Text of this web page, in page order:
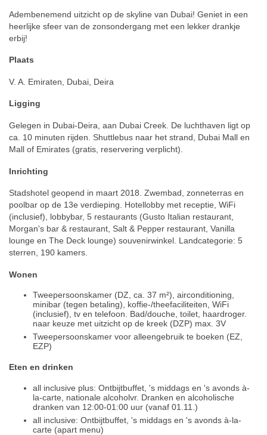
Adembenemend uitzicht op de skyline van Dubai! Geniet in een
heerlijke sfeer van de zonsondergang met een lekker drankje
erbij!
Plaats
V. A. Emiraten, Dubai, Deira
Ligging
Gelegen in Dubai-Deira, aan Dubai Creek. De luchthaven ligt op
ca. 10 minuten rijden. Shuttlebus naar het strand, Dubai Mall en
Mall of Emirates (gratis, reservering verplicht).
Inrichting
Stadshotel geopend in maart 2018. Zwembad, zonneterras en
poolbar op de 13e verdieping. Hotellobby met receptie, WiFi
(inclusief), lobbybar, 5 restaurants (Gusto Italian restaurant,
Morgan's bar & restaurant, Salt & Pepper restaurant, Vanilla
lounge en The Deck lounge) souvenirwinkel. Landcategorie: 5
sterren, 190 kamers.
Wonen
Tweepersoonskamer (DZ, ca. 37 m²), airconditioning,
minibar (tegen betaling), koffie-/theefaciliteiten, WiFi
(inclusief), tv en telefoon. Bad/douche, toilet, haardroger.
naar keuze met uitzicht op de kreek (DZP) max. 3V
Tweepersoonskamer voor alleengebruik te boeken (EZ,
EZP)
Eten en drinken
all inclusive plus: Ontbijtbuffet, 's middags en 's avonds à-
la-carte, nationale alcoholvr. Dranken en alcoholische
dranken van 12:00-01:00 uur (vanaf 01.11.)
all inclusive: Ontbijtbuffet, 's middags en 's avonds à-la-
carte (apart menu)